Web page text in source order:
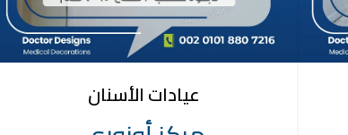
عيادات الأسنان